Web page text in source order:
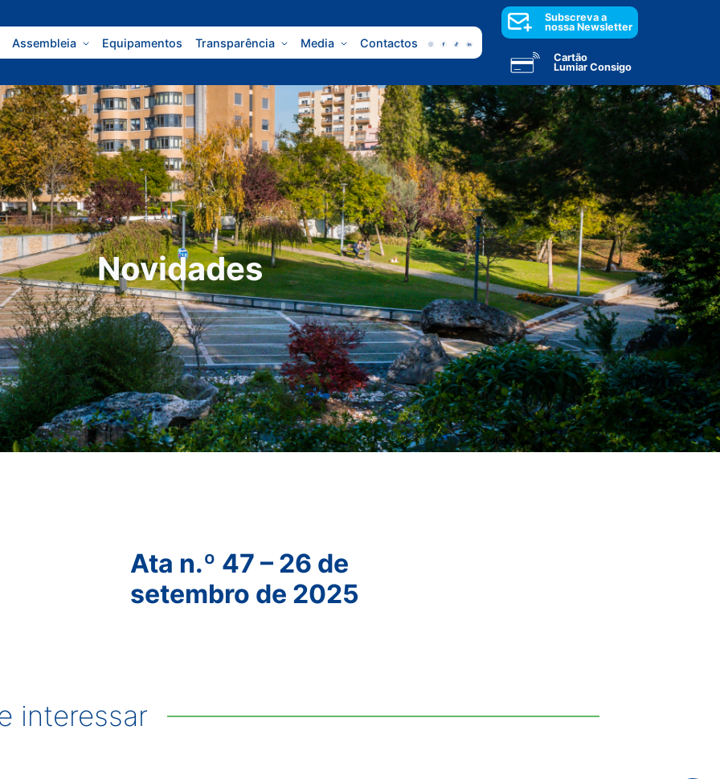
Assembleia Equipamentos Transparência Media Contactos
Subscreva a
nossa Newsletter
Cartão
Lumiar Consigo
Novidades
Ata n.º 47 – 26 de
setembro de 2025
interessar